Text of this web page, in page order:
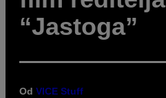
“Jastoga”
Od VICE Stuff